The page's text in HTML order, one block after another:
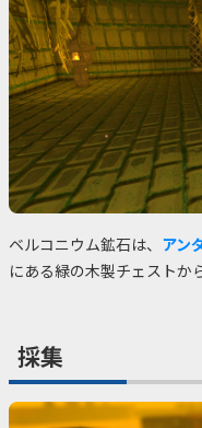
ベルコニウム鉱石は、 アン
にある緑の木製チェストか
採集